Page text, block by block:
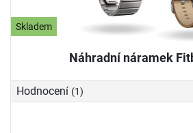
Skladem
Náhradní náramek
Hodnocení (1)